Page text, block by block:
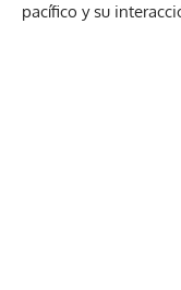
pacífico y su